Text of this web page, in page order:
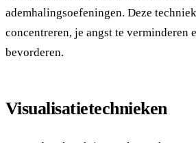
ademhalingsoefeningen. Deze
concentreren, je angst te verminderen
bevorderen.
Visualisatietechnieken